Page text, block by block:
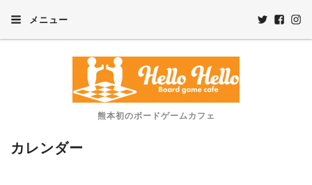
メニュー
熊本初のボードゲームカフェ
カレンダー